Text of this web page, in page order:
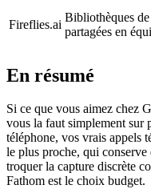
Fireflies.ai
Bibliothèques
partagées en
En résumé
Si ce que vous aimez chez
vous la faut simplement
téléphone, vos vrais appels
le plus proche, qui
troquer la capture discrète
Fathom est le choix budget.